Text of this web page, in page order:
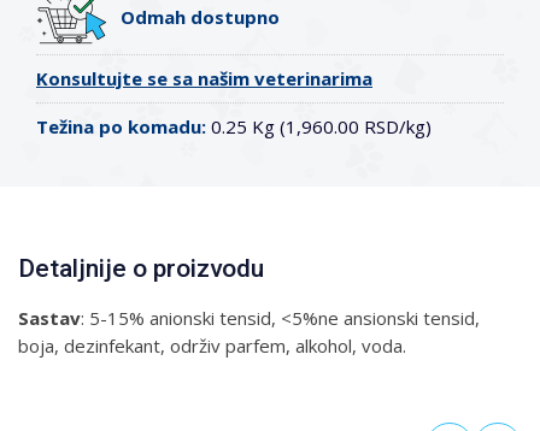
Odmah dostupno
Konsultujte se sa našim veterinarima
Težina po komadu: 0.25 Kg (1,960.00 RSD/kg)
Detaljnije o proizvodu
Sastav: 5-15% anionski tensid, <5%ne ansionski tensid,
boja, dezinfekant, održiv parfem, alkohol, voda.